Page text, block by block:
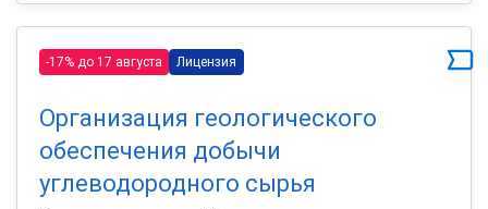
-17% до 17 августа Лицензия
Организация геологического
обеспечения добычи
углеводородного сырья